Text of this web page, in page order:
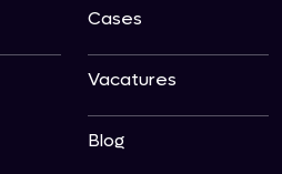
Cases
Vacatures
Blog